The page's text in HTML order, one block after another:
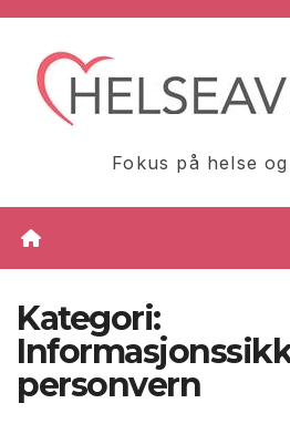
Skip
content
Fokus på helse
Kategori:
personvern